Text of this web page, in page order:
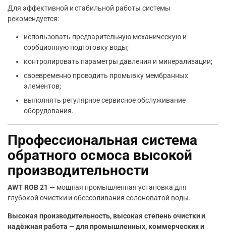
Для эффективной и стабильной работы системы
рекомендуется:
использовать предварительную механическую и
сорбционную подготовку воды;
контролировать параметры давления и минерализации;
своевременно проводить промывку мембранных
элементов;
выполнять регулярное сервисное обслуживание
оборудования.
Профессиональная система
обратного осмоса высокой
производительности
AWT ROB 21 — мощная промышленная установка для
глубокой очистки и обессоливания солоноватой воды.
Высокая производительность, высокая степень очистки и
надёжная работа — для промышленных, коммерческих и